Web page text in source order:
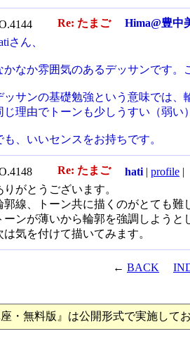
Re: たまご Hima@豊中
さん、
かなか雰囲気のあるデッサンです。
ッサンの基礎勉強という意味では、
じ理由でトーンも少しうすい（弱い
も、いいセンスをお持ちです。
Re: たまご hati | profile |
りがとうございます。
郭線、トーン共に描くのがとても難
ーンが薄いから輪郭を強調しよう
は気を付けて描いてみます。
← BACK
・無料版』は公開形式で実施して